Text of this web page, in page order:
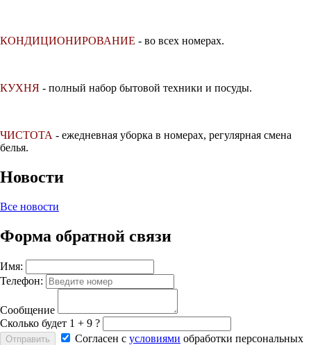
КОНДИЦИОНИРОВАНИЕ - во всех номерах.
КУХНЯ - полный набор бытовой техники и посуды.
ЧИСТОТА - ежедневная уборка в номерах, регулярная смена
белья.
Новости
Все новости
Форма обратной связи
Имя:
Телефон:
Сообщение
Сколько будет 1 + 9 ?
Согласен с условиями обработки персональных